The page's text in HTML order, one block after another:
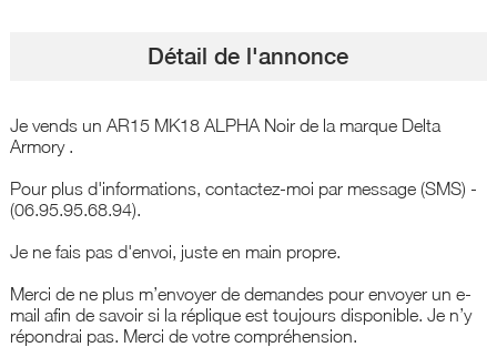
Détail de l'annonce
Je vends un AR15 MK18 ALPHA Noir de la marque Delta
Armory .
Pour plus d'informations, contactez-moi par message (SMS) -
(06.95.95.68.94).
Je ne fais pas d'envoi, juste en main propre.
Merci de ne plus m’envoyer de demandes pour envoyer un e-
mail afin de savoir si la réplique est toujours disponible. Je n’y
répondrai pas. Merci de votre compréhension.